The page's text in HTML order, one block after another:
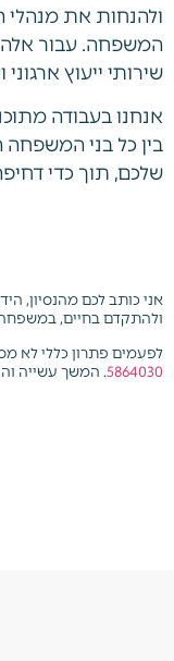
ולהנחות את
המשפחה. עבור
שירותי ייעוץ
אנחנו בעבודה
בין כל בני
שלכם, תוך כדי
אני כותב לכם מהנסיון,
ולהתקדם בחיים,
לפעמים פתרון כללי לא
5864030. המשך עשייה